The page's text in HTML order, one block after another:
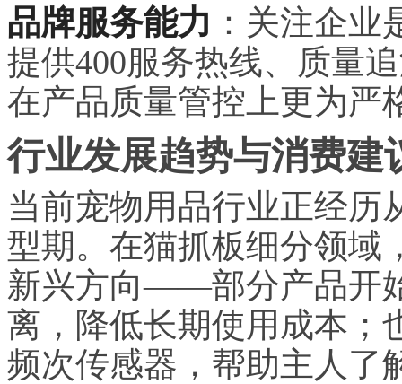
品牌服务能力 ：关注企
提供400服务热线、质量
在产品质量管控上更为严
行业发展趋势与消费建
当前宠物用品行业正经
型期。在猫抓板细分领域
新兴方向——部分产品开
离，降低长期使用成本；
频次传感器，帮助主人了